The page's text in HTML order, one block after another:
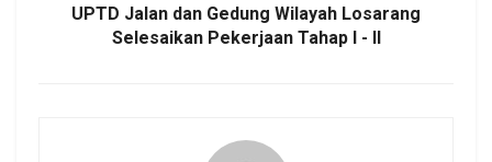
UPTD Jalan dan Gedung Wilayah Losarang
Selesaikan Pekerjaan Tahap I - II